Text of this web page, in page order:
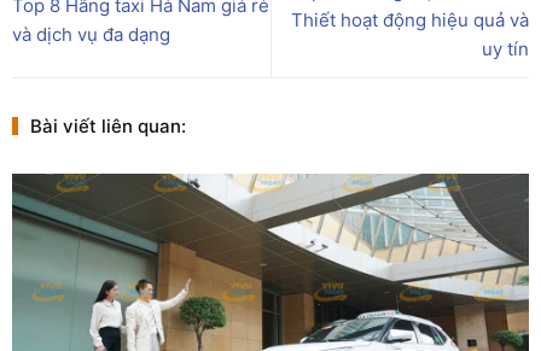
Top 8 Hãng taxi Hà Nam giá rẻ
và dịch vụ đa dạng
Thiết hoạt động hiệu quả và
uy tín
Bài viết liên quan: